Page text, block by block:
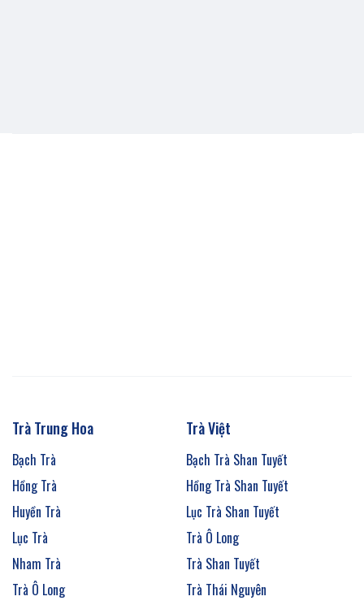
Trà Trung Hoa
Bạch Trà
Hồng Trà
Huyền Trà
Lục Trà
Nham Trà
Trà Ô Long
Trà Việt
Bạch Trà Shan Tuyết
Hồng Trà Shan Tuyết
Lục Trà Shan Tuyết
Trà Ô Long
Trà Shan Tuyết
Trà Thái Nguyên